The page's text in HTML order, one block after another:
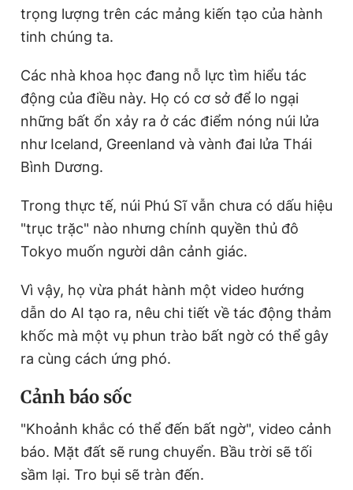
trọng lượng trên các mảng kiến tạo của hành
tinh chúng ta.
Các nhà khoa học đang nỗ lực tìm hiểu tác
động của điều này. Họ có cơ sở để lo ngại
những bất ổn xảy ra ở các điểm nóng núi lửa
như Iceland, Greenland và vành đai lửa Thái
Bình Dương.
Trong thực tế, núi Phú Sĩ vẫn chưa có dấu hiệu
"trục trặc" nào nhưng chính quyền thủ đô
Tokyo muốn người dân cảnh giác.
Vì vậy, họ vừa phát hành một video hướng
dẫn do AI tạo ra, nêu chi tiết về tác động thảm
khốc mà một vụ phun trào bất ngờ có thể gây
ra cùng cách ứng phó.
Cảnh báo sốc
"Khoảnh khắc có thể đến bất ngờ", video cảnh
báo. Mặt đất sẽ rung chuyển. Bầu trời sẽ tối
sầm lại. Tro bụi sẽ tràn đến.